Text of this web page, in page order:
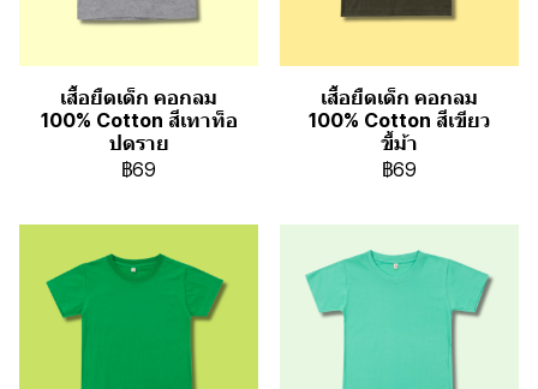
เสื้อยืดเด็ก คอกลม
100% Cotton สีเทาท็อ
ปดราย
฿69
เสื้อยืดเด็ก คอกลม
100% Cotton สีเขียว
ขี้ม้า
฿69